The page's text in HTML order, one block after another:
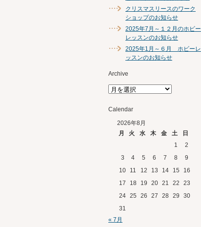
クリスマスリースのワーク
ショップのお知らせ
2025年7月～１２月のホビー
レッスンのお知らせ
2025年1月～６月 ホビーレ
ッスンのお知らせ
Archive
Calendar
2026年8月
月
火 水 木 金 土
日
1
2
3
4 5 6 7 8
9
10
11 12 13 14 15
16
17
18 19 20 21 22
23
24 25 26 27 28 29
30
31
« 7月